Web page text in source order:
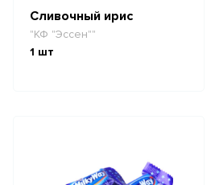
Сливочный ирис
"КФ "Эссен""
1 шт